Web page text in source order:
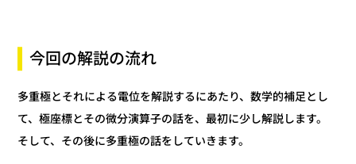
今回の解説の流れ
多重極とそれによる電位を解説するにあたり、数学的補足とし
て、極座標とその微分演算子の話を、最初に少し解説します。
そして、その後に多重極の話をしていきます。